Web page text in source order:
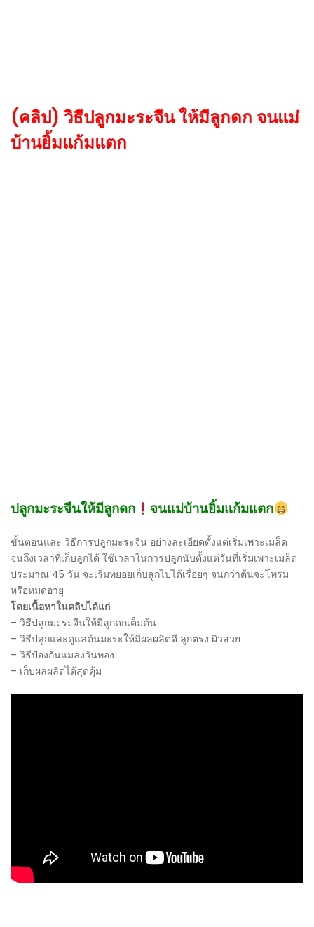
(คลิป) วิธีปลูกมะระจีน ให้มีลูกดก จนแม่
บ้านยิ้มแก้มแตก
ปลูกมะระจีนให้มีลูกดก จนแม่บ้านยิ้มแก้มแตก
ขั้นตอนและ วิธีการปลูกมะระจีน อย่างละเอียดตั้งแต่เริ่มเพาะเมล็ด
จนถึงเวลาที่เก็บลูกได้ ใช้เวลาในการปลูกนับตั้งแต่วันที่เริ่มเพาะเมล็ด
ประมาณ 45 วัน จะเริ่มทยอยเก็บลูกไปได้เรื่อยๆ จนกว่าต้นจะโทรม
หรือหมดอายุ
โดยเนื้อหาในคลิปได้แก่
– วิธีปลูกมะระจีนให้มีลูกดกเต็มต้น
– วิธีปลูกและดูแลต้นมะระให้มีผลผลิตดี ลูกตรง ผิวสวย
– วิธีป้องกันแมลงวันทอง
– เก็บผลผลิตได้สุดคุ้ม